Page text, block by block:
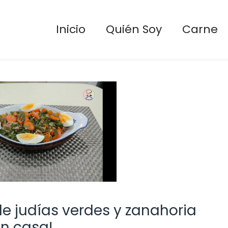
Inicio Quién Soy Carne
judías verdes y zanahoria